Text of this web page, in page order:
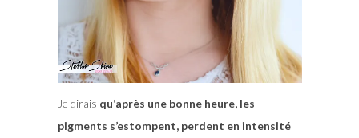
Je dirais qu’après une bonne heure, les
pigments s’estompent, perdent en intensité